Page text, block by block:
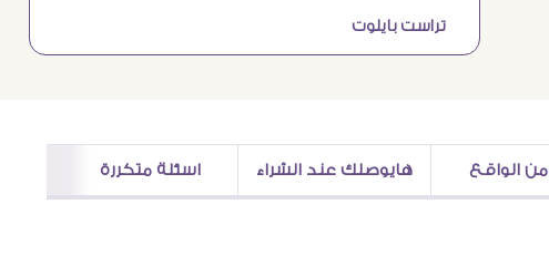
تراست بايلوت
الواقع هايوصلك عند الشراء اسئلة متكررة